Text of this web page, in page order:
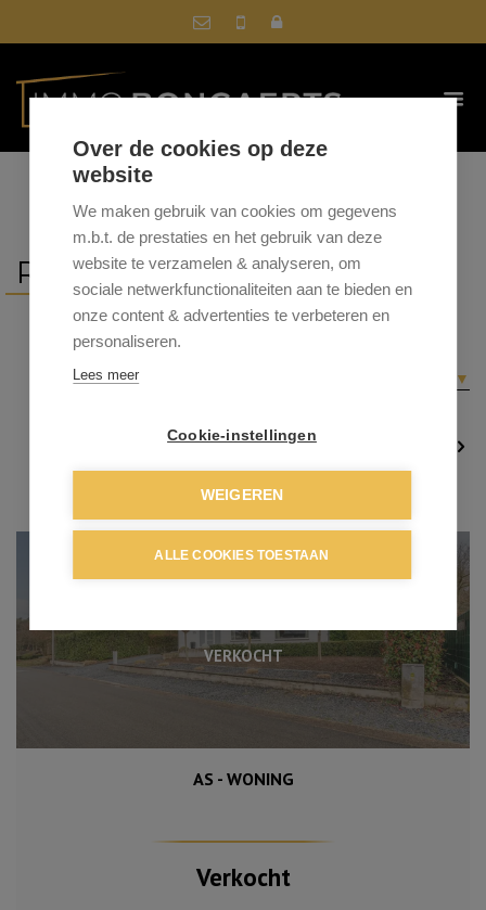
REFERENTIES
▼
1 2 3
VERKOCHT
821 m² 186 m²
AS - WONING
Verkocht
Over de cookies op deze
website
We maken gebruik van cookies om gegevens
m.b.t. de prestaties en het gebruik van deze
website te verzamelen & analyseren, om
sociale netwerkfunctionaliteiten aan te bieden en
onze content & advertenties te verbeteren en
personaliseren.
Lees meer
Cookie-instellingen
WEIGEREN
ALLE COOKIES TOESTAAN